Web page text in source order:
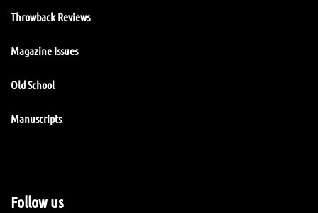
Throwback Reviews
Magazine Issues
Old School
Manuscripts
Follow us